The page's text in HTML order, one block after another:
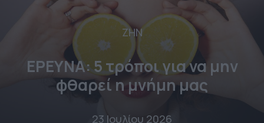
ΖΗΝ
ΕΡΕΥΝΑ: 5 τρόποι για να μην
φθαρεί η μνήμη μας
23 Ιουλίου 2026